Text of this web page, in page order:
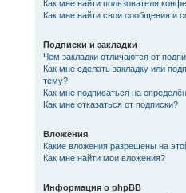
Как мне найти пользователя
Как мне найти свои сообщения и
Подписки и закладки
Чем закладки отличаются от
Как мне сделать закладку или
тему?
Как мне подписаться на
Как мне отказаться от подписки?
Вложения
Какие вложения разрешены на
Как мне найти мои вложения?
Информация о phpBB